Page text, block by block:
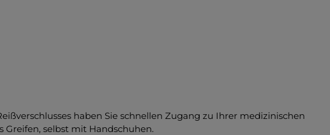
haben Sie schnellen Zugang zu Ihrer medizinischen
selbst mit Handschuhen.